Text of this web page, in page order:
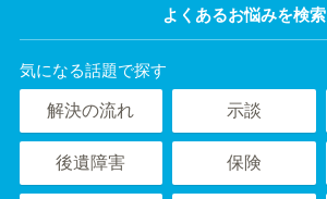
よくあるお悩みを検索
気になる話題で探す
解決の流れ 示談
後遺障害 保険